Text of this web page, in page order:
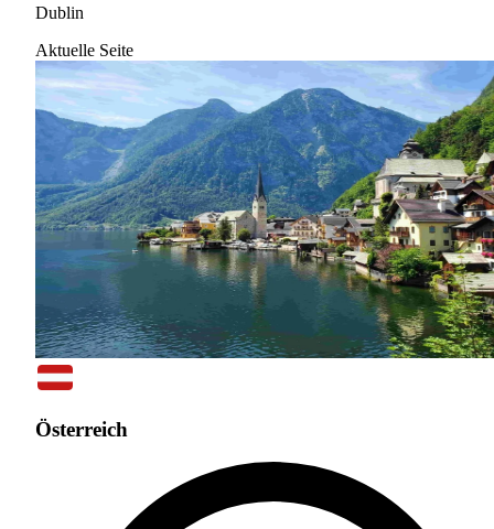
Dublin
Aktuelle Seite
Österreich